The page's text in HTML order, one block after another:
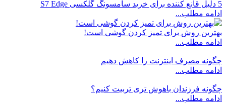
5 دلیل قانع کننده برای خرید سامسونگ گلکسی S7 Edge
ادامه مطلب...
بهترین روش برای تمیز کردن گوشی است!
ادامه مطلب...
چگونه مصرف اینترنت را کاهش دهیم
ادامه مطلب...
چگونه فرزندان باهوش تری تربیت کنیم؟
ادامه مطلب...